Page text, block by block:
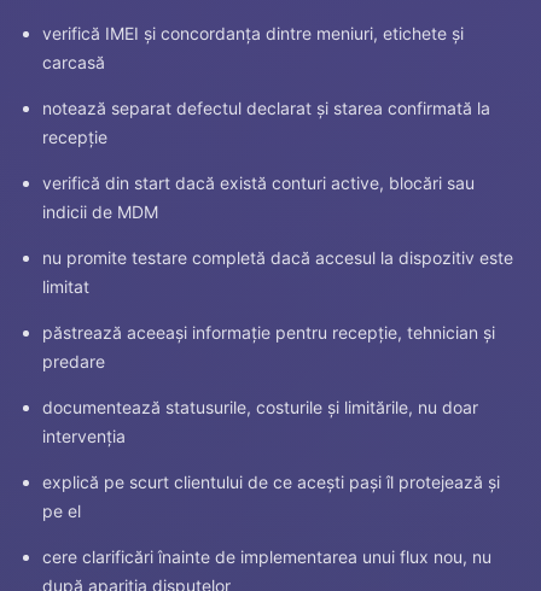
verifică IMEI și concordanța dintre meniuri, etichete și
carcasă
notează separat defectul declarat și starea confirmată la
recepție
verifică din start dacă există conturi active, blocări sau
indicii de MDM
nu promite testare completă dacă accesul la dispozitiv este
limitat
păstrează aceeași informație pentru recepție, tehnician și
predare
documentează statusurile, costurile și limitările, nu doar
intervenția
explică pe scurt clientului de ce acești pași îl protejează și
pe el
cere clarificări înainte de implementarea unui flux nou, nu
după apariția disputelor